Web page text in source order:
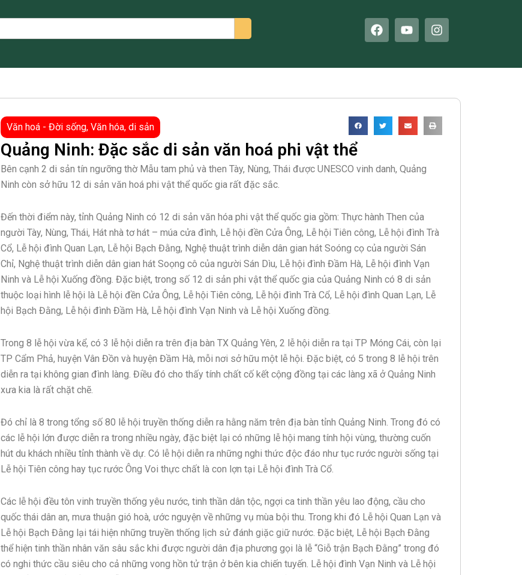
F
a
b
o
Y
o
u
e
I
n
a
r
m
Văn hoá - Đời sống, Văn hóa, di sản
Quảng Ninh: Đặc sắc di sản văn hoá phi vật thể
Bên cạnh 2 di sản tín ngưỡng thờ Mẫu tam phủ và then Tày, Nùng, Thái được UNESCO vinh danh, Quảng
Ninh còn sở hữu 12 di sản văn hoá phi vật thể quốc gia rất đặc sắc.
Đến thời điểm này, tỉnh Quảng Ninh có 12 di sản văn hóa phi vật thể quốc gia gồm: Thực hành Then của
người Tày, Nùng, Thái, Hát nhà tơ hát – múa cửa đình, Lễ hội đền Cửa Ông, Lễ hội Tiên công, Lễ hội đình Trà
Cổ, Lễ hội đình Quan Lạn, Lễ hội Bạch Đằng, Nghệ thuật trình diễn dân gian hát Soóng cọ của người Sán
Chỉ, Nghệ thuật trình diễn dân gian hát Soọng cô của người Sán Dìu, Lễ hội đình Đầm Hà, Lễ hội đình Vạn
Ninh và Lễ hội Xuống đồng. Đặc biệt, trong số 12 di sản phi vật thể quốc gia của Quảng Ninh có 8 di sản
thuộc loại hình lễ hội là Lễ hội đền Cửa Ông, Lễ hội Tiên công, Lễ hội đình Trà Cổ, Lễ hội đình Quan Lạn, Lễ
hội Bạch Đằng, Lễ hội đình Đầm Hà, Lễ hội đình Vạn Ninh và Lễ hội Xuống đồng.
Trong 8 lễ hội vừa kể, có 3 lễ hội diễn ra trên địa bàn TX Quảng Yên, 2 lễ hội diễn ra tại TP Móng Cái, còn lại
TP Cẩm Phả, huyện Vân Đồn và huyện Đầm Hà, mỗi nơi sở hữu một lễ hội. Đặc biệt, có 5 trong 8 lễ hội trên
diễn ra tại không gian đình làng. Điều đó cho thấy tính chất cố kết cộng đồng tại các làng xã ở Quảng Ninh
xưa kia là rất chặt chẽ.
Đó chỉ là 8 trong tổng số 80 lễ hội truyền thống diễn ra hằng năm trên địa bàn tỉnh Quảng Ninh. Trong đó có
các lễ hội lớn được diễn ra trong nhiều ngày, đặc biệt lại có những lễ hội mang tính hội vùng, thường cuốn
hút du khách nhiều tỉnh thành về dự. Có lễ hội diễn ra những nghi thức độc đáo như tục rước người sống tại
Lễ hội Tiên công hay tục rước Ông Voi thực chất là con lợn tại Lễ hội đình Trà Cổ.
Các lễ hội đều tôn vinh truyền thống yêu nước, tinh thần dân tộc, ngợi ca tinh thần yêu lao động, cầu cho
quốc thái dân an, mưa thuận gió hoà, ước nguyện về những vụ mùa bội thu. Trong khi đó Lễ hội Quan Lạn và
Lễ hội Bạch Đằng lại tái hiện những truyền thống lịch sử đánh giặc giữ nước. Đặc biệt, Lễ hội Bạch Đằng
thể hiện tinh thần nhân văn sâu sắc khi được người dân địa phương gọi là lễ “Giỗ trận Bạch Đằng” trong đó
có nghi thức cầu siêu cho cả những vong hồn tử trận ở bên kia chiến tuyến. Lễ hội đình Vạn Ninh và Lễ hội